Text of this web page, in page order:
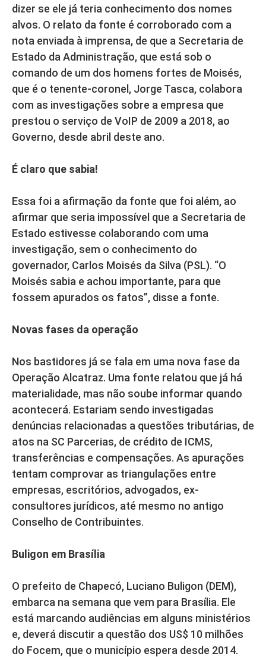
dizer se ele já teria conhecimento dos nomes
alvos. O relato da fonte é corroborado com a
nota enviada à imprensa, de que a Secretaria de
Estado da Administração, que está sob o
comando de um dos homens fortes de Moisés,
que é o tenente-coronel, Jorge Tasca, colabora
com as investigações sobre a empresa que
prestou o serviço de VoIP de 2009 a 2018, ao
Governo, desde abril deste ano.
É claro que sabia!
Essa foi a afirmação da fonte que foi além, ao
afirmar que seria impossível que a Secretaria de
Estado estivesse colaborando com uma
investigação, sem o conhecimento do
governador, Carlos Moisés da Silva (PSL). “O
Moisés sabia e achou importante, para que
fossem apurados os fatos”, disse a fonte.
Novas fases da operação
Nos bastidores já se fala em uma nova fase da
Operação Alcatraz. Uma fonte relatou que já há
materialidade, mas não soube informar quando
acontecerá. Estariam sendo investigadas
denúncias relacionadas a questões tributárias, de
atos na SC Parcerias, de crédito de ICMS,
transferências e compensações. As apurações
tentam comprovar as triangulações entre
empresas, escritórios, advogados, ex-
consultores jurídicos, até mesmo no antigo
Conselho de Contribuintes.
Buligon em Brasília
O prefeito de Chapecó, Luciano Buligon (DEM),
embarca na semana que vem para Brasília. Ele
está marcando audiências em alguns ministérios
e, deverá discutir a questão dos US$ 10 milhões
do Focem, que o município espera desde 2014.